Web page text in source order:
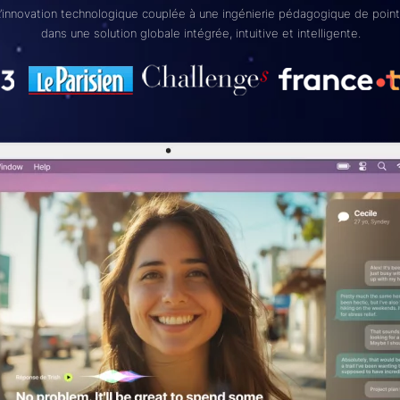
technologique couplée à une ingénierie pédagogique de
dans une solution globale intégrée, intuitive et intelligente.